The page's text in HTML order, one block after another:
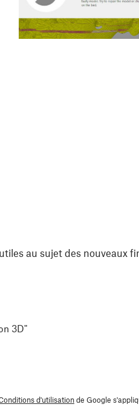
au sujet des nouveaux
3D"
d'utilisationde Google